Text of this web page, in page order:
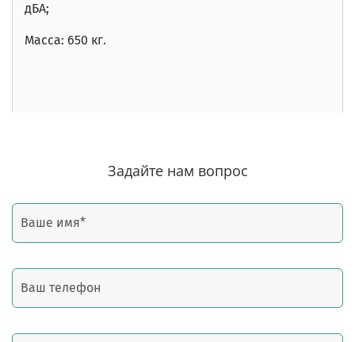
дБА;
Масса: 650 кг.
Задайте нам вопрос